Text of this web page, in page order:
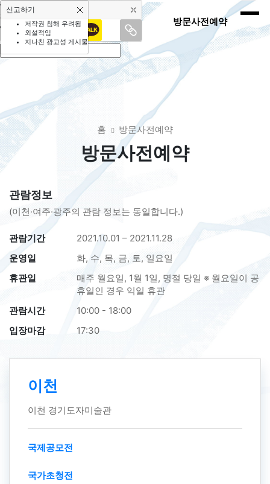
페이스북
링크 복사
방문사전예약
홈 방문사전예약
방문사전예약
관람정보
(이천·여주·광주의 관람 정보는 동일합니다.)
관람기간
2021.10.01 – 2021.11.28
운영일
화, 수, 목, 금, 토, 일요일
휴관일
매주 월요일, 1월 1일, 명절 당일 ※ 월요일이 공
휴일인 경우 익일 휴관
관람시간
10:00 - 18:00
입장마감
17:30
이천
이천 경기도자미술관
국제공모전
국가초청전
SNS 공유하기
신고하기
저작권 침해 우려됨
외설적임
지나친 광고성 게시물